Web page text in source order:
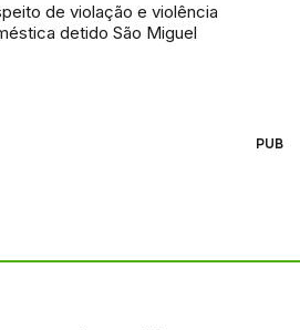
de violação e violência
detido São Miguel
PUB